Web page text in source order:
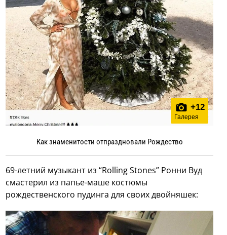
+12
Галерея
Как знаменитости отпраздновали Рождество
69-летний музыкант из “Rolling Stones” Ронни Вуд
смастерил из папье-маше костюмы
рождественского пудинга для своих двойняшек: